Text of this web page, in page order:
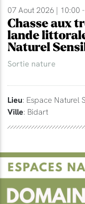
07 Aout 2026 | 10:00
Chasse aux
lande
Naturel
Sortie nature
Lieu: Espace Naturel
Ville: Bidart